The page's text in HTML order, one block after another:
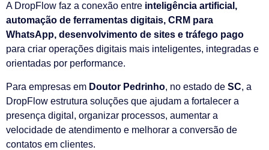
A DropFlow faz a conexão entre inteligência artificial,
automação de ferramentas digitais, CRM para
WhatsApp, desenvolvimento de sites e tráfego pago
para criar operações digitais mais inteligentes, integradas e
orientadas por performance.
Para empresas em Doutor Pedrinho, no estado de SC, a
DropFlow estrutura soluções que ajudam a fortalecer a
presença digital, organizar processos, aumentar a
velocidade de atendimento e melhorar a conversão de
contatos em clientes.